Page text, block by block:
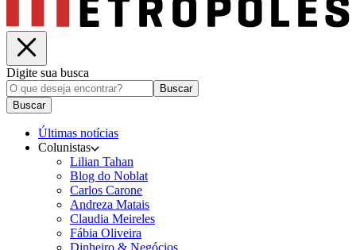
Digite sua busca
Buscar
Buscar
Últimas notícias
Colunistas
Lilian Tahan
Blog do Noblat
Carlos Carone
Andreza Matais
Claudia Meireles
Fábia Oliveira
Dinheiro & Negócios